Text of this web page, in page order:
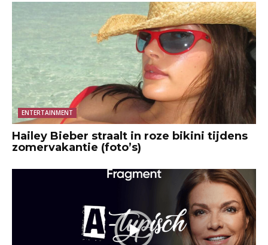
ENTERTAINMENT
Hailey Bieber straalt in roze bikini tijdens
zomervakantie (foto’s)